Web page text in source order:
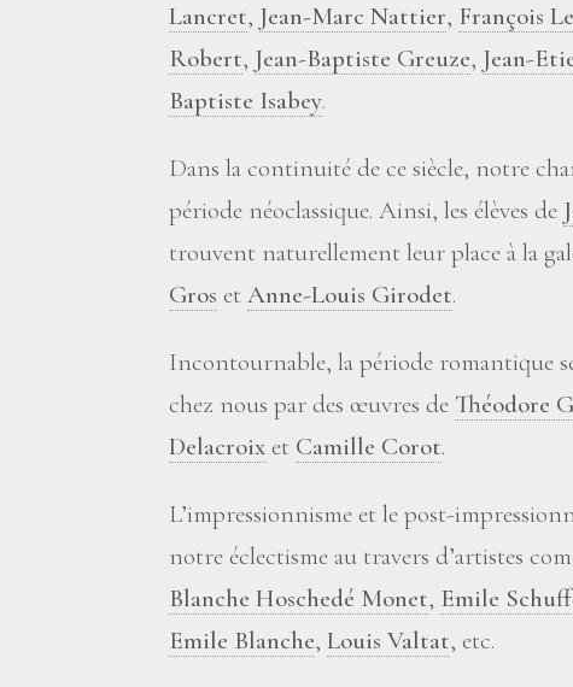
Lancret, Jean-Marc Nattier, François
Robert, Jean-Baptiste Greuze, Jean-
Baptiste Isabey.
Dans la continuité de ce siècle, notre
période néoclassique. Ainsi, les élèves de
trouvent naturellement leur place à la
Gros et Anne-Louis Girodet.
Incontournable, la période romantique
chez nous par des œuvres de Théodore
Delacroix et Camille Corot.
L’impressionnisme et le post-
notre éclectisme au travers d’artistes
Blanche Hoschedé Monet, Emile
Emile Blanche, Louis Valtat, etc.